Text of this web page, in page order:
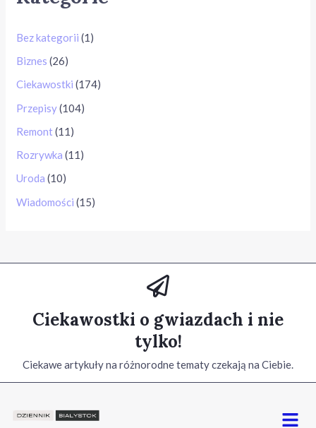
Bez kategorii (1)
Biznes (26)
Ciekawostki (174)
Przepisy(104)
Remont (11)
Rozrywka (11)
Uroda (10)
Wiadomości (15)
Ciekawostki o gwiazdach i nie
tylko!
Ciekawe artykuły na różnorodne tematy czekają na Ciebie.
Menu